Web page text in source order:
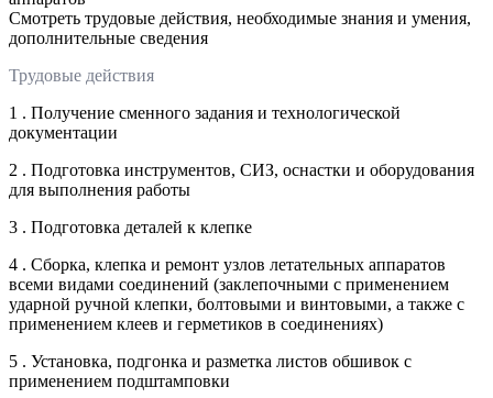
Смотреть трудовые действия, необходимые знания и умения,
дополнительные сведения
Трудовые действия
1 . Получение сменного задания и технологической
документации
2 . Подготовка инструментов, СИЗ, оснастки и оборудования
для выполнения работы
3 . Подготовка деталей к клепке
4 . Сборка, клепка и ремонт узлов летательных аппаратов
всеми видами соединений (заклепочными с применением
ударной ручной клепки, болтовыми и винтовыми, а также с
применением клеев и герметиков в соединениях)
5 . Установка, подгонка и разметка листов обшивок с
применением подштамповки